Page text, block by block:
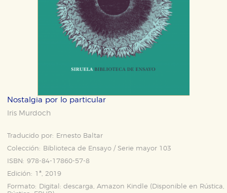
Nostalgia por lo particular
Iris Murdoch
Traducido por:
Ernesto Baltar
Colección:
Biblioteca de Ensayo / Serie mayor 103
ISBN: 978-84-17860-57-8
Edición: 1ª, 2019
Formato:
Digital: descarga, Amazon Kindle (Disponible en Rústica,